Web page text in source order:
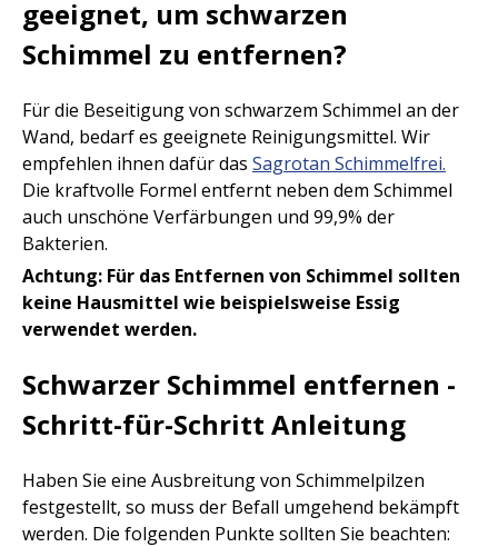
geeignet, um schwarzen
Schimmel zu entfernen?
Für die Beseitigung von schwarzem Schimmel an der
Wand, bedarf es geeignete Reinigungsmittel. Wir
empfehlen ihnen dafür das Sagrotan Schimmelfrei.
Die kraftvolle Formel entfernt neben dem Schimmel
auch unschöne Verfärbungen und 99,9% der
Bakterien.
Achtung: Für das Entfernen von Schimmel sollten
keine Hausmittel wie beispielsweise Essig
verwendet werden.
Schwarzer Schimmel entfernen -
Schritt-für-Schritt Anleitung
Haben Sie eine Ausbreitung von Schimmelpilzen
festgestellt, so muss der Befall umgehend bekämpft
werden. Die folgenden Punkte sollten Sie beachten: